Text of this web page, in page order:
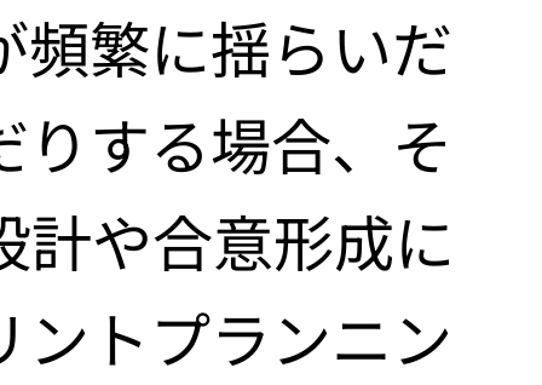
頻繁に揺らいだ
する場合、そ
計や合意形成に
ントプランニン